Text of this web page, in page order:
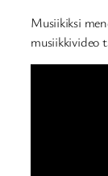
Musiikiksi
musiikkivideo